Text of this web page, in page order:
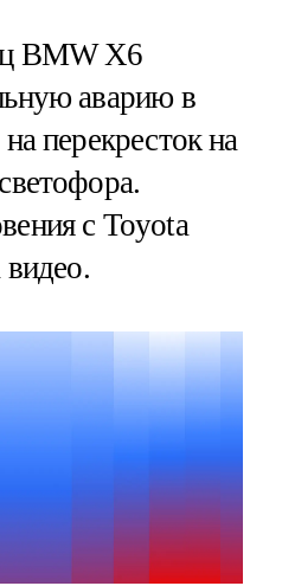
BMW X6
аварию в
перекресток на
с Toyota